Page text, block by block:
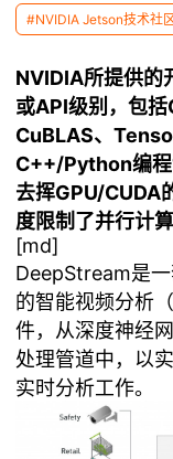
#NVIDIA Jetson技术社
NVIDIA所提供的
或API级别，包括
CuBLAS、
C++/Python编程
去挥GPU/CUDA
度限制了并行计
[md]
DeepStream是
的智能视频分析
件，从深度神经
处理管道中，以
实时分析工作。